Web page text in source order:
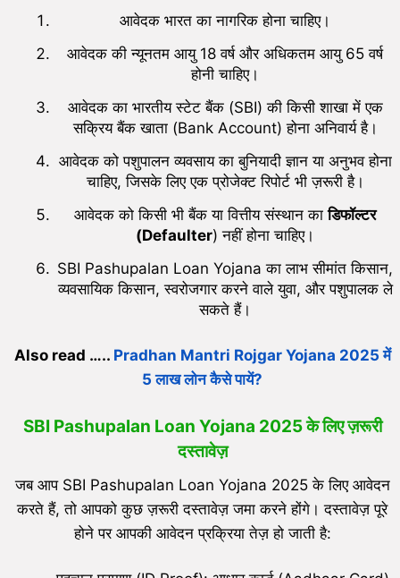
आवेदक भारत का नागरिक होना चाहिए।
आवेदक की न्यूनतम आयु 18 वर्ष और अधिकतम आयु 65 वर्ष
होनी चाहिए।
आवेदक का भारतीय स्टेट बैंक (SBI) की किसी शाखा में एक
सक्रिय बैंक खाता (Bank Account) होना अनिवार्य है।
आवेदक को पशुपालन व्यवसाय का बुनियादी ज्ञान या अनुभव होना
चाहिए, जिसके लिए एक प्रोजेक्ट रिपोर्ट भी ज़रूरी है।
आवेदक को किसी भी बैंक या वित्तीय संस्थान काडिफॉल्टर
(Defaulter) नहीं होना चाहिए।
SBI Pashupalan Loan Yojana का लाभ सीमांत किसान,
व्यवसायिक किसान, स्वरोजगार करने वाले युवा, और पशुपालक ले
सकते हैं।
Also read ….. Pradhan Mantri Rojgar Yojana 2025 में
5 लाख लोन कैसे पायें?
SBI Pashupalan Loan Yojana 2025 के लिए ज़रूरी
दस्तावेज़
जब आप SBI Pashupalan Loan Yojana 2025 के लिए आवेदन
करते हैं, तो आपको कुछ ज़रूरी दस्तावेज़ जमा करने होंगे। दस्तावेज़ पूरे
होने पर आपकी आवेदन प्रक्रिया तेज़ हो जाती है: